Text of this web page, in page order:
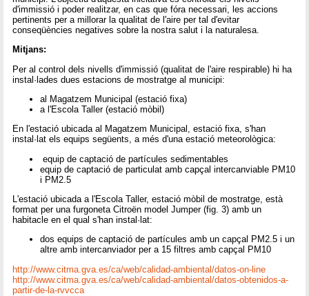
d'immissió i poder realitzar, en cas que fóra necessari, les accions
pertinents per a millorar la qualitat de l'aire per tal d'evitar
conseqüències negatives sobre la nostra salut i la naturalesa.
Mitjans:
Per al control dels nivells d'immissió (qualitat de l'aire respirable) hi ha
instal·lades dues estacions de mostratge al municipi:
al Magatzem Municipal (estació fixa)
a l'Escola Taller (estació mòbil)
En l'estació ubicada al Magatzem Municipal, estació fixa, s'han
instal·lat els equips següents, a més d'una estació meteorològica:
equip de captació de partícules sedimentables
equip de captació de particulat amb capçal intercanviable PM10
i PM2.5
L'estació ubicada a l'Escola Taller, estació mòbil de mostratge, està
format per una furgoneta Citroën model Jumper (fig. 3) amb un
habitacle en el qual s'han instal·lat:
dos equips de captació de partícules amb un capçal PM2.5 i un
altre amb intercanviador per a 15 filtres amb capçal PM10
http://www.citma.gva.es/ca/web/calidad-ambiental/datos-on-line
http://www.citma.gva.es/ca/web/calidad-ambiental/datos-obtenidos-a-
partir-de-la-rvvcca